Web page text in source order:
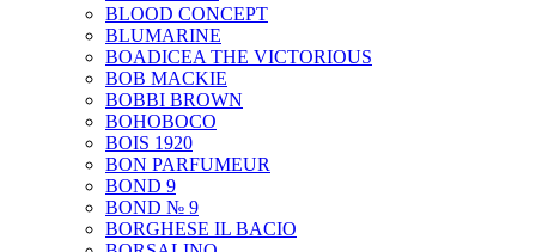
BLOOD CONCEPT
BLUMARINE
BOADICEA THE VICTORIOUS
BOB MACKIE
BOBBI BROWN
BOHOBOCO
BOIS 1920
BON PARFUMEUR
BOND 9
BOND № 9
BORGHESE IL BACIO